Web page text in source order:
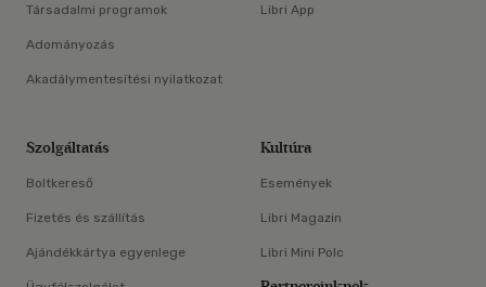
Társadalmi programok
Adományozás
Akadálymentesítési nyilatkozat
Libri App
Szolgáltatás
Boltkereső
Fizetés és szállítás
Ajándékkártya egyenlege
Kultúra
Események
Libri Magazin
Libri Mini Polc